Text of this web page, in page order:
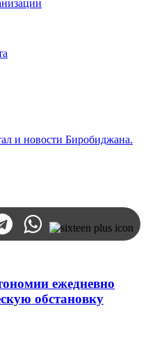
ежедневно
обстановку